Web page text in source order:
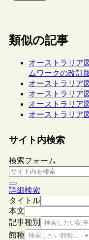
類似の記事
オーストラリア
ムワークの改訂
オーストラリア
オーストラリア
オーストラリア
オーストラリア
サイト内検索
検索フォーム
詳細検索
タイトル
本文
記事種別
検索したい記
館種 検索したい館種を選